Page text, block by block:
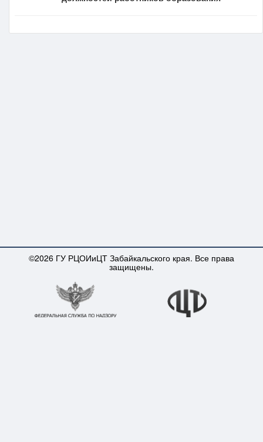
©2026 ГУ РЦОИиЦТ Забайкальского края. Все права
защищены.